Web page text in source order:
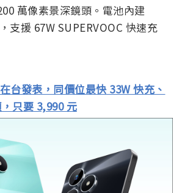
萬像素景深鏡頭。電池內建
支援 67W SUPERVOOC 快速充
台發表，同價位最快 33W 快充、
只要 3,990 元